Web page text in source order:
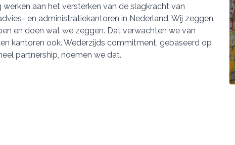
werken aan het versterken van de slagkracht van
en administratiekantoren in Nederland. Wij zeggen
en doen wat we zeggen. Dat verwachten we van
kantoren ook. Wederzijds commitment, gebaseerd op
partnership, noemen we dat.